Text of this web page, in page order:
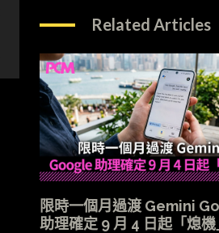
Related Articles
限時一個月過渡 Gemini
助理確定 9 月 4 日起「熄機